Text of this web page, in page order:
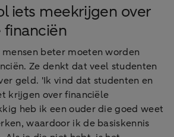
iets meekrijgen over
beter moeten worden
Ze denkt dat veel studenten
geld. 'Ik vind dat studenten en
krijgen over financiële
heb ik een ouder die goed weet
waardoor ik de basiskennis